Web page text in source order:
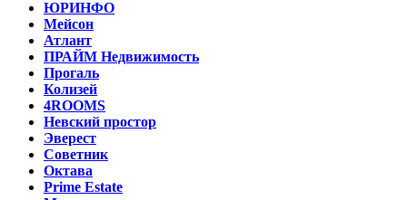
ЮРИНФО
Мейсон
Атлант
ПРАЙМ Недвижимость
Прогаль
Колизей
4ROOMS
Невский простор
Эверест
Советник
Октава
Prime Estate